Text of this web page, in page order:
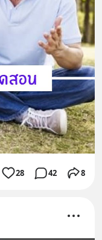
28 42 8